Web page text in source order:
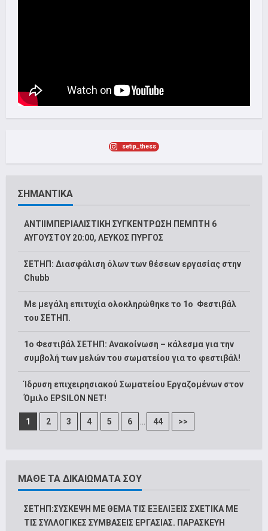
setip_thess
ΣΗΜΑΝΤΙΚΑ
ΑΝΤΙΙΜΠΕΡΙΑΛΙΣΤΙΚΗ ΣΥΓΚΕΝΤΡΩΣΗ ΠΕΜΠΤΗ 6
ΑΥΓΟΥΣΤΟΥ 20:00, ΛΕΥΚΟΣ ΠΥΡΓΟΣ
ΣΕΤΗΠ: Διασφάλιση όλων των θέσεων εργασίας στην
Chubb
Με μεγάλη επιτυχία ολοκληρώθηκε το 1ο Φεστιβάλ
του ΣΕΤΗΠ.
1o Φεστιβάλ ΣΕΤΗΠ: Ανακοίνωση – κάλεσμα για την
συμβολή των μελών του σωματείου για το φεστιβάλ!
Ίδρυση επιχειρησιακού Σωματείου Εργαζομένων στον
Όμιλο EPSILON NET!
1 2 3 4 5 6 ... 44 >>
ΜΑΘΕ ΤΑ ΔΙΚΑΙΩΜΑΤΑ ΣΟΥ
ΣΕΤΗΠ:ΣΥΣΚΕΨΗ ΜΕ ΘΕΜΑ ΤΙΣ ΕΞΕΛΙΞΕΙΣ ΣΧΕΤΙΚΑ ΜΕ
ΤΙΣ ΣΥΛΛΟΓΙΚΕΣ ΣΥΜΒΑΣΕΙΣ ΕΡΓΑΣΙΑΣ. ΠΑΡΑΣΚΕΥΗ